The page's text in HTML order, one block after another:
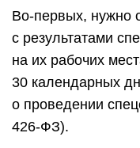
Во-первых, нужно
с результатами
на их рабочих
30 календарных
о проведении
426-ФЗ).